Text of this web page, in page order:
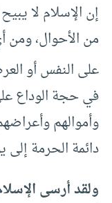
إن الإسلام لا
من الأحوال،
على النفس أو
في حجة الوداع
وأموالهم
دائمة الحرمة إلى
ولقد أرسى